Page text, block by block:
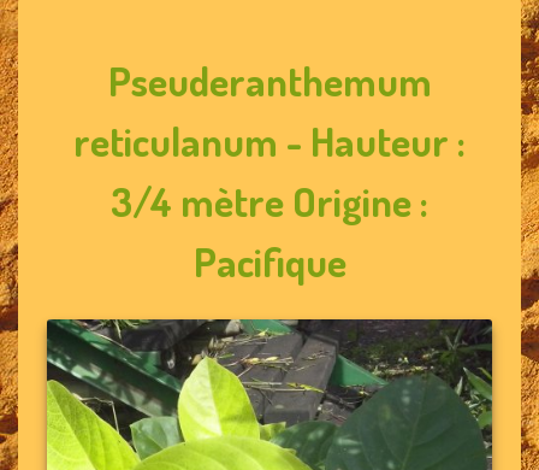
Pseuderanthemum
reticulanum - Hauteur :
3/4 mètre Origine :
Pacifique